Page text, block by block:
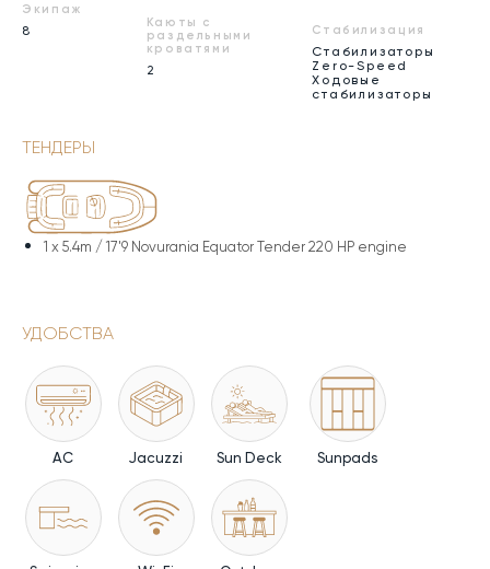
Экипаж
8
Каюты с
раздельными
кроватями
2
Стабилизация
Стабилизаторы
Zero-Speed
Ходовые
стабилизаторы
ТЕНДЕРЫ
1 x 5.4m / 17'9 Novurania Equator Tender 220 HP engine
УДОБСТВА
AC Jacuzzi Sun Deck Sunpads